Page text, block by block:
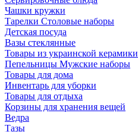
Чашки кружки
Тарелки Столовые наборы
Детская посуда
Вазы стеклянные
Товары из украинской керамики
Пепельницы Мужские наборы
Товары для дома
Инвентарь для уборки
Товары для отдыха
Корзины для хранения вещей
Ведра
Тазы